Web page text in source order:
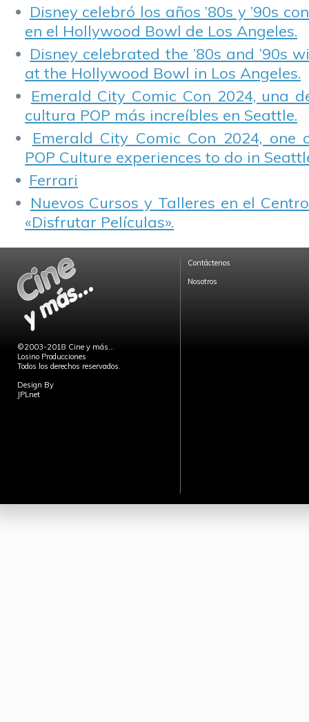
Disney celebró los años ’80s y ’90s
en el Hollywood Bowl de Los Angeles.
Disney celebrated the ’80s and ’90s
at the Hollywood Bowl in Los Angeles.
Emerald City Comic Con 2024, una
cultura POP más increíbles en Seattle.
Emerald City Comic Con 2024,
POP Culture experiences to do in
Ferrari
Nuevos Cursos y Talleres en el
«Disfrutar Películas».
©2003-2018 Cine y más...
Losino Producciones
Todos los derechos reservados.
Design By
JPLnet
Contáctenos
Nosotros